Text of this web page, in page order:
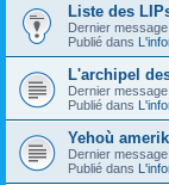
Liste des
Dernier
Publié dans
L'archipel
Dernier
Publié dans
Yehoù
Dernier
Publié dans